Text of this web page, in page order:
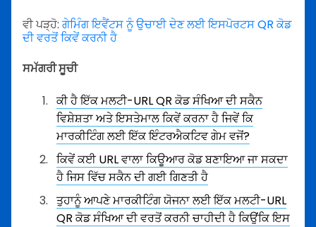
ਵੀ ਪੜ੍ਹੋ: ਗੇਮਿੰਗ ਇਵੈਂਟਸ ਨੂੰ ਉਚਾਈ ਦੇਣ ਲਈ ਇਸਪੋਰਟਸ QR ਕੋਡ
ਦੀ ਵਰਤੋਂ ਕਿਵੇਂ ਕਰਨੀ ਹੈ
ਸਮੱਗਰੀ ਸੂਚੀ
ਕੀ ਹੈ ਇੱਕ ਮਲਟੀ-URL QR ਕੋਡ ਸੰਖਿਆ ਦੀ ਸਕੈਨ
ਵਿਸ਼ੇਸ਼ਤਾ ਅਤੇ ਇਸਤੇਮਾਲ ਕਿਵੇਂ ਕਰਨਾ ਹੈ ਜਿਵੇਂ ਕਿ
ਮਾਰਕੀਟਿੰਗ ਲਈ ਇੱਕ ਇੰਟਰਐਕਟਿਵ ਗੇਮ ਵਜੋਂ?
ਕਿਵੇਂ ਕਈ URL ਵਾਲਾ ਕਿਊਆਰ ਕੋਡ ਬਣਾਇਆ ਜਾ ਸਕਦਾ
ਹੈ ਜਿਸ ਵਿੱਚ ਸਕੈਨ ਦੀ ਗਈ ਗਿਣਤੀ ਹੈ
ਤੁਹਾਨੂੰ ਆਪਣੇ ਮਾਰਕੀਟਿੰਗ ਯੋਜਨਾ ਲਈ ਇੱਕ ਮਲਟੀ-URL
QR ਕੋਡ ਸੰਖਿਆ ਦੀ ਵਰਤੋਂ ਕਰਨੀ ਚਾਹੀਦੀ ਹੈ ਕਿਉਂਕਿ ਇਸ